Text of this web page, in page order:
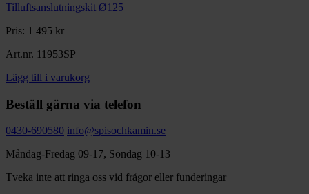
Tilluftsanslutningskit Ø125
Pris: 1 495 kr
Art.nr. 11953SP
Lägg till i varukorg
Beställ gärna via telefon
0430-690580 info@spisochkamin.se
Måndag-Fredag 09-17, Söndag 10-13
Tveka inte att ringa oss vid frågor eller funderingar